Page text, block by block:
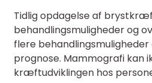
Tidlig opdagelse af
behandlingsmuligheder og
flere
prognose. Mammografi
kræftudviklingen hos